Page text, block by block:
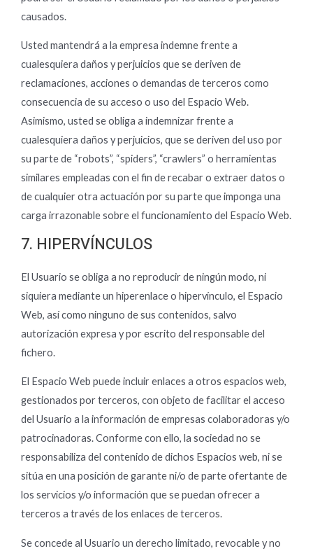
causados.
Usted mantendrá a la empresa indemne frente a
cualesquiera daños y perjuicios que se deriven de
reclamaciones, acciones o demandas de terceros como
consecuencia de su acceso o uso del Espacio Web.
Asimismo, usted se obliga a indemnizar frente a
cualesquiera daños y perjuicios, que se deriven del uso por
su parte de “robots”, “spiders”, “crawlers” o herramientas
similares empleadas con el fin de recabar o extraer datos o
de cualquier otra actuación por su parte que imponga una
carga irrazonable sobre el funcionamiento del Espacio Web.
7. HIPERVÍNCULOS
El Usuario se obliga a no reproducir de ningún modo, ni
siquiera mediante un hiperenlace o hipervínculo, el Espacio
Web, así como ninguno de sus contenidos, salvo
autorización expresa y por escrito del responsable del
fichero.
El Espacio Web puede incluir enlaces a otros espacios web,
gestionados por terceros, con objeto de facilitar el acceso
del Usuario a la información de empresas colaboradoras y/o
patrocinadoras. Conforme con ello, la sociedad no se
responsabiliza del contenido de dichos Espacios web, ni se
sitúa en una posición de garante ni/o de parte ofertante de
los servicios y/o información que se puedan ofrecer a
terceros a través de los enlaces de terceros.
Se concede al Usuario un derecho limitado, revocable y no